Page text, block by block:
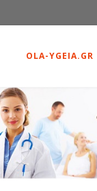
OLA-YGEIA.GR